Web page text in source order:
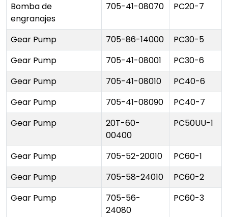
Bomba de
engranajes
705-41-08070 PC20-7
Gear Pump 705-86-14000
PC30-5
Gear Pump
705-41-08001
PC30-6
Gear Pump
705-41-08010
PC40-6
Gear Pump
705-41-08090
PC40-7
Gear Pump
20T-60-
00400
PC50UU-1
Gear Pump 705-52-20010
PC60-1
Gear Pump
705-58-24010
PC60-2
Gear Pump
705-56-
24080
PC60-3